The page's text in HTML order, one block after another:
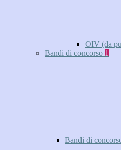
OIV (da
Bandi di concorso 1
Bandi di